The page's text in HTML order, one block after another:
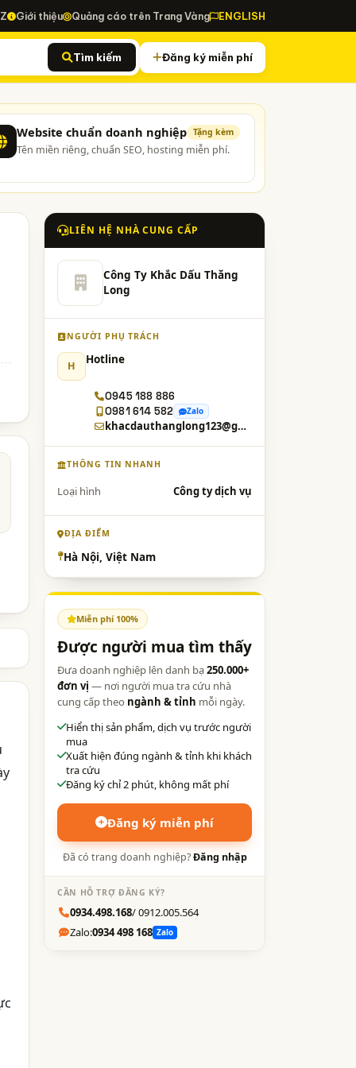
Giới thiệu Quảng cáo trên Trang Vàng ENGLISH
Tìm kiếm Đăng ký miễn phí
Website chuẩn doanh nghiệp Tặng kèm
Tên miền riêng, chuẩn SEO, hosting miễn phí.
LIÊN HỆ NHÀ CUNG CẤP
Công Ty Khắc Dấu Thăng
Long
NGƯỜI PHỤ TRÁCH
H Hotline
0945 188 886
0981 614 582
Zalo
khacdauthanglong123@gmail.com
THÔNG TIN NHANH
Loại hình Công ty dịch vụ
ĐỊA ĐIỂM
Hà Nội, Việt Nam
Miễn phí 100%
Được người mua tìm thấy
Đưa doanh nghiệp lên danh bạ250.000+
đơn vị — nơi người mua tra cứu nhà
cung cấp theo ngành & tỉnh mỗi ngày.
Hiển thị sản phẩm, dịch vụ trước người
mua
Xuất hiện đúng ngành & tỉnh khi khách
tra cứu
Đăng ký chỉ 2 phút, không mất phí
Đăng ký miễn phí
Đã có trang doanh nghiệp?Đăng nhập
CẦN HỖ TRỢ ĐĂNG KÝ?
0934.498.168/ 0912.005.564
Zalo:0934 498 168 Zalo